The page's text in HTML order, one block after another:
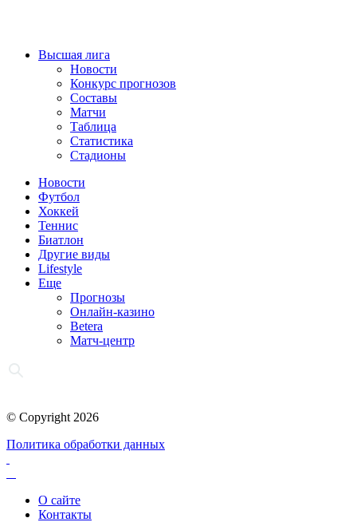
Высшая лига
Новости
Конкурс прогнозов
Составы
Матчи
Таблица
Статистика
Стадионы
Новости
Футбол
Хоккей
Теннис
Биатлон
Другие виды
Lifestyle
Еще
Прогнозы
Онлайн-казино
Betera
Матч-центр
© Copyright 2026
Политика обработки данных
О сайте
Контакты